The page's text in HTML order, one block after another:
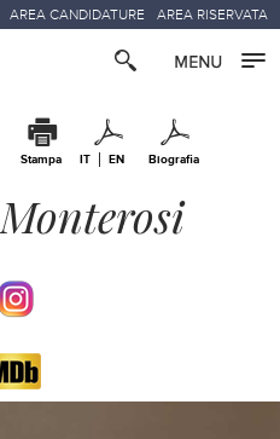
AREA CANDIDATURE AREA RISERVATA
Stampa IT EN Biografia
Monterosi